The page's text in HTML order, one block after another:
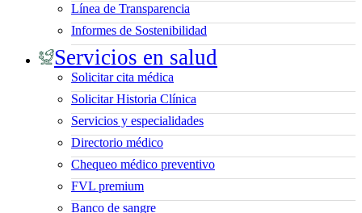
Línea de Transparencia
Informes de Sostenibilidad
Servicios en salud
Solicitar cita médica
Solicitar Historia Clínica
Servicios y especialidades
Directorio médico
Chequeo médico preventivo
FVL premium
Banco de sangre